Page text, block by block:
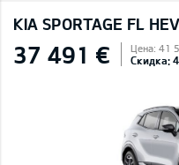
KIA SPORTAGE FL HEV
37 491 € Цена: 41
Скидка: